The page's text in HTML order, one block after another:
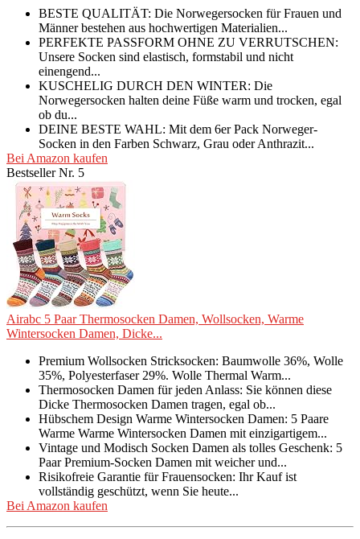
BESTE QUALITÄT: Die Norwegersocken für Frauen und
Männer bestehen aus hochwertigen Materialien...
PERFEKTE PASSFORM OHNE ZU VERRUTSCHEN:
Unsere Socken sind elastisch, formstabil und nicht
einengend...
KUSCHELIG DURCH DEN WINTER: Die
Norwegersocken halten deine Füße warm und trocken, egal
ob du...
DEINE BESTE WAHL: Mit dem 6er Pack Norweger-
Socken in den Farben Schwarz, Grau oder Anthrazit...
Bei Amazon kaufen
Bestseller Nr. 5
Airabc 5 Paar Thermosocken Damen, Wollsocken, Warme
Wintersocken Damen, Dicke...
Premium Wollsocken Stricksocken: Baumwolle 36%, Wolle
35%, Polyesterfaser 29%. Wolle Thermal Warm...
Thermosocken Damen für jeden Anlass: Sie können diese
Dicke Thermosocken Damen tragen, egal ob...
Hübschem Design Warme Wintersocken Damen: 5 Paare
Warme Warme Wintersocken Damen mit einzigartigem...
Vintage und Modisch Socken Damen als tolles Geschenk: 5
Paar Premium-Socken Damen mit weicher und...
Risikofreie Garantie für Frauensocken: Ihr Kauf ist
vollständig geschützt, wenn Sie heute...
Bei Amazon kaufen